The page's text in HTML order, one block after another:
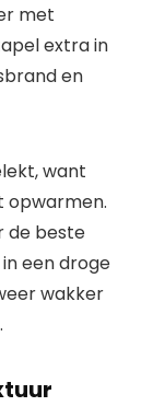
met
extra in
en
want
opwarmen.
de beste
een droge
wakker